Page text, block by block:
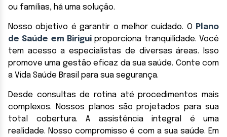
ou famílias, há uma solução.
Nosso objetivo é garantir o melhor cuidado. O Plano
de Saúde em Birigui proporciona tranquilidade. Você
tem acesso a especialistas de diversas áreas. Isso
promove uma gestão eficaz da sua saúde. Conte com
a Vida Saúde Brasil para sua segurança.
Desde consultas de rotina até procedimentos mais
complexos. Nossos planos são projetados para sua
total cobertura. A assistência integral é uma
realidade. Nosso compromisso é com a sua saúde. Em